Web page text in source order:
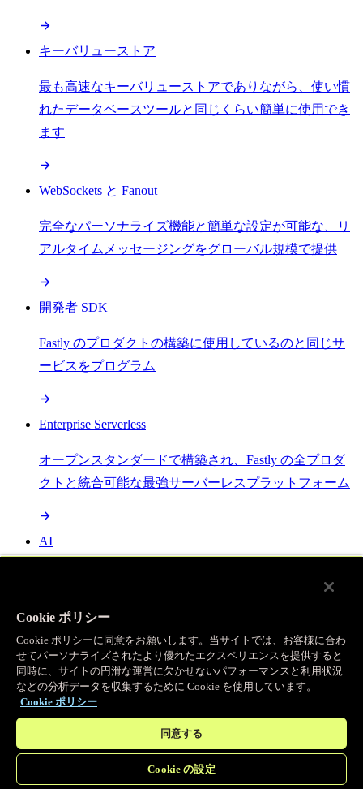
キーバリューストア
最も高速なキーバリューストアでありながら、使い慣
れたデータベースツールと同じくらい簡単に使用でき
ます
WebSockets と Fanout
完全なパーソナライズ機能と簡単な設定が可能な、リ
アルタイムメッセージングをグローバル規模で提供
開発者 SDK
Fastly のプロダクトの構築に使用しているのと同じサ
ービスをプログラム
Enterprise Serverless
オープンスタンダードで構築され、Fastly の全プロダ
クトと統合可能な最強サーバーレスプラットフォーム
AI
Object Storage
送信量ゼロで大容量ファイルにエッジで直接アクセス
プログラマブルキャッシュ
Cookie ポリシー
Cookie ポリシーに同意をお願いします。当サイトでは、お客様に合わ
せてパーソナライズされたより優れたエクスペリエンスを提供すると
同時に、サイトの円滑な運営に欠かせないパフォーマンスと利用状況
などの分析データを収集するために Cookie を使用しています。
Cookie ポリシー
同意する
Cookie の設定